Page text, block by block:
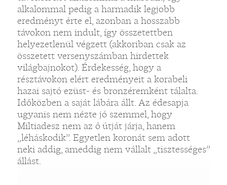
alkalommal pedig a harmadik legjobb
eredményt érte el, azonban a hosszabb
távokon nem indult, így összetettben
helyezetlenül végzett (akkoriban csak az
összetett versenyszámban hirdettek
világbajnokot). Érdekesség, hogy a
résztávokon elért eredményeit a korabeli
hazai sajtó ezüst- és bronzéremként tálalta.
Időközben a saját lábára állt. Az édesapja
ugyanis nem nézte jó szemmel, hogy
Miltiadesz nem az ő útját járja, hanem
„léháskodik”. Egyetlen koronát sem adott
neki addig, ameddig nem vállalt „tisztességes”
állást.